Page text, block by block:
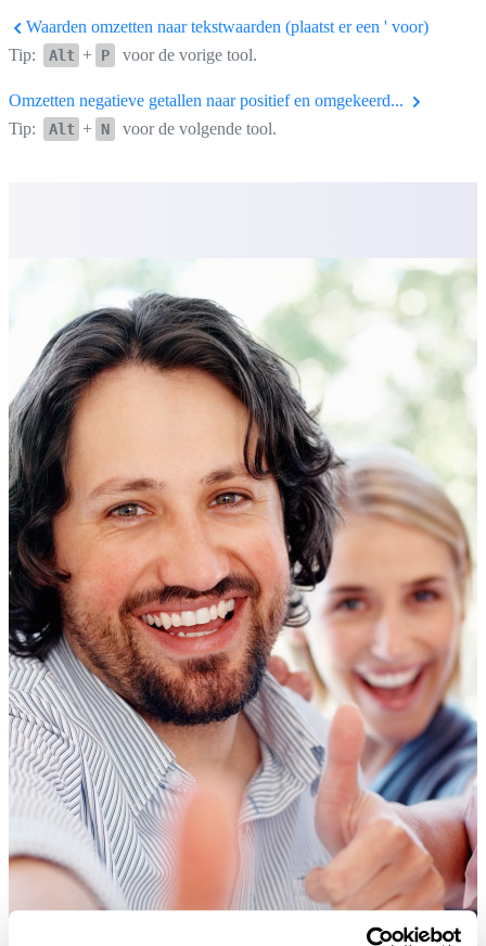
Waarden omzetten naar tekstwaarden (plaatst er een ' voor)
Tip:
Alt + P voor de vorige tool.
Omzetten negatieve getallen naar positief en omgekeerd...
Tip:
Alt + N voor de volgende tool.